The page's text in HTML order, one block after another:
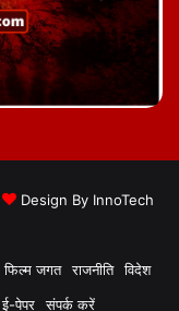
Design By InnoTech
फिल्म जगत राजनीति
विदेश
ई-पेपर संपर्क करें